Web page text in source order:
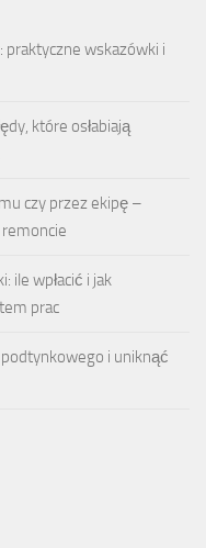
praktyczne wskazówki i
które osłabiają
czy przez ekipę –
ile wpłacić i jak
prac
i uniknąć